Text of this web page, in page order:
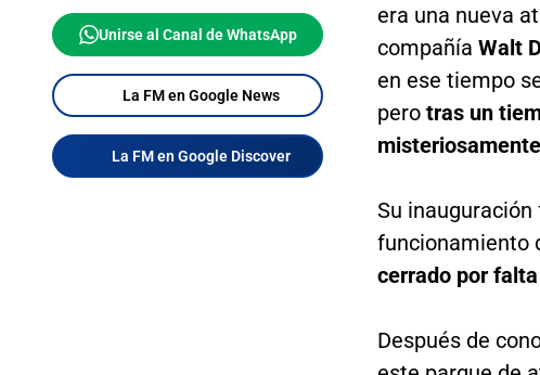
Unirse al Canal de WhatsApp
La FM en Google News
La FM en Google Discover
era una nueva
compañía Walt
en ese tiempo
pero tras un
Su inauguración
funcionamiento
cerrado por
Después de